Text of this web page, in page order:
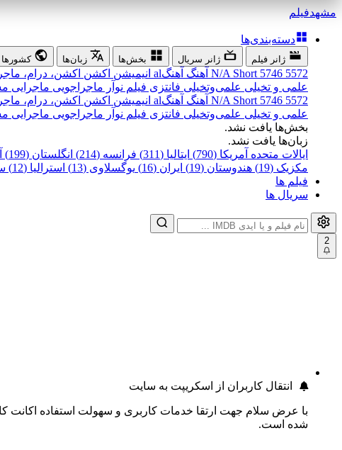
مشهدفیلم
دسته‌بندی‌ها
ژانر فیلم ژانر سریال بخش‌ها زبان‌ها کشورها
5572
5746
N/A Short آهنگ آهنگal انیمیشن اکشن اکشن، درام،
علمی و تخیلی علمی‌و‌تخیلی فانتزی فیلم نوآر ماجراجویی ماجرایی
5572
5746
N/A Short آهنگ آهنگal انیمیشن اکشن اکشن، درام،
علمی و تخیلی علمی‌و‌تخیلی فانتزی فیلم نوآر ماجراجویی ماجرایی
بخش‌ها یافت نشد.
زبان‌ها یافت نشد.
ایالات متحده آمریکا (790)
ایتالیا (311) فرانسه (214) انگلستان (199)
مکزیک (19)
هندوستان (19) ایران (16) یوگسلاوی (13) استرالیا (12)
فیلم ها
سریال ها
2
انتقال کاربران از اسکریپت به سایت
با عرض سلام جهت ارتقا خدمات کاربری و سهولت استفاده اکانت
شده است.